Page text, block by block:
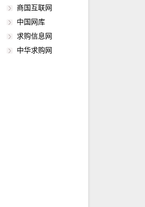
电阻式传感器电阻式传
转换式成电阻值这样的
变式、压阻式、热电
电阻式传感器件。变频
器通过对输入的电压、
、4WRL、
伺服系统：
柱塞泵：A4VSO、
马达：A2FM，A4FM，
、AZPF，叶片泵：
、5WRPE、
、4WRL、
、4WRL、
伺服系统：
柱塞泵：A4VSO、
商国互联网
中国网库
求购信息网
中华求购网